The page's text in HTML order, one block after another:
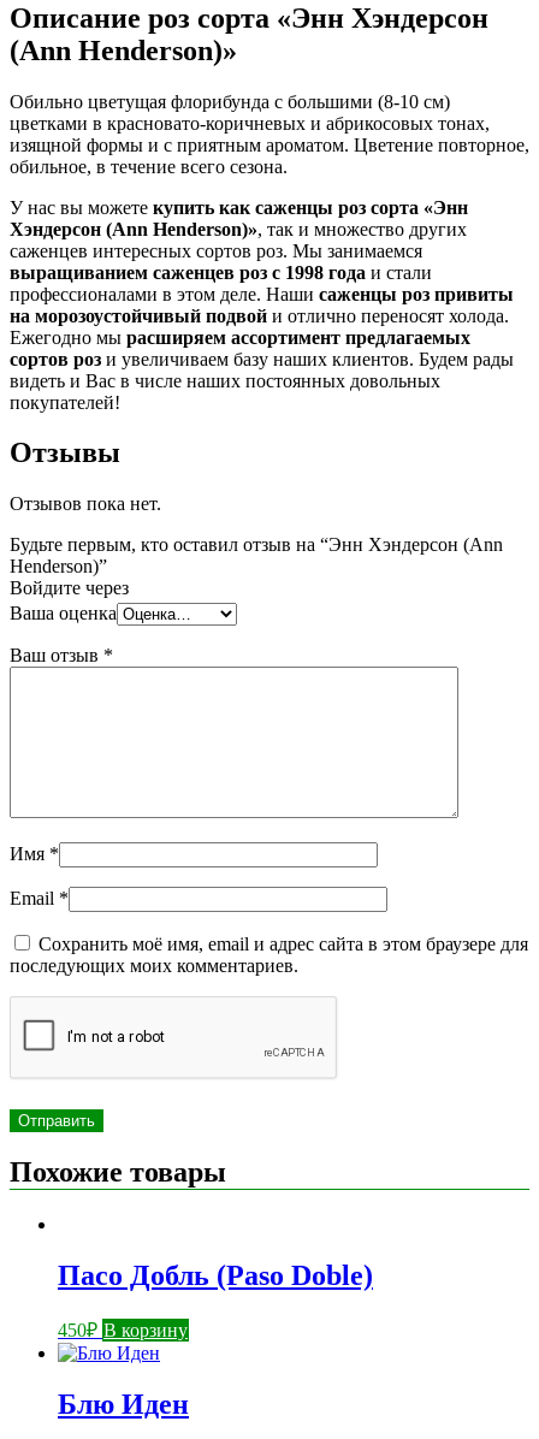
Описание роз сорта «Энн Хэндерсон
(Ann Henderson)»
Обильно цветущая флорибунда с большими (8-10 см)
цветками в красновато-коричневых и абрикосовых тонах,
изящной формы и с приятным ароматом. Цветение повторное,
обильное, в течение всего сезона.
У нас вы можете купить как саженцы роз сорта «Энн
Хэндерсон (Ann Henderson)», так и множество других
саженцев интересных сортов роз. Мы занимаемся
выращиванием саженцев роз с 1998 года и стали
профессионалами в этом деле. Наши саженцы роз привиты
на морозоустойчивый подвой и отлично переносят холода.
Ежегодно мы расширяем ассортимент предлагаемых
сортов роз и увеличиваем базу наших клиентов. Будем рады
видеть и Вас в числе наших постоянных довольных
покупателей!
Отзывы
Отзывов пока нет.
Будьте первым, кто оставил отзыв на “Энн Хэндерсон (Ann
Henderson)”
Войдите через
Ваша оценка
Ваш отзыв *
Имя *
Email *
Сохранить моё имя, email и адрес сайта в этом браузере для
последующих моих комментариев.
Похожие товары
Пасо Добль (Paso Doble)
450₽ В корзину
Блю Иден